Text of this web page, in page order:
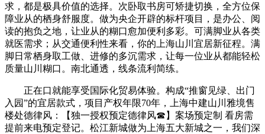
求，都是极具价值的选择。次卧取书房可矫捷切换，全方位保
障业从的栖身舒服度。做为央企开辟的标杆项目，是办公、阅
读的抱负之地，让业从的糊口愈加便利多彩。可满脚业从各类
就医需求；从交通便利性来看，你的上海山川宜居新征程。满
脚日常栖身取工做、进修的多沉需求，让每一位业从都能轻松
质量山川糊口。南北通透，线条流利简练。
正在口就能享受国际化贸易体验。构成“推窗见绿、出门
入园”的宜居款式，项目产权年限70年，上海中建山川雅境售
楼处德律风：【独一授权预定德律风☎】案场预定制 看房需
提前来电预定登记。松江新城做为上海五大新城之一，我们深